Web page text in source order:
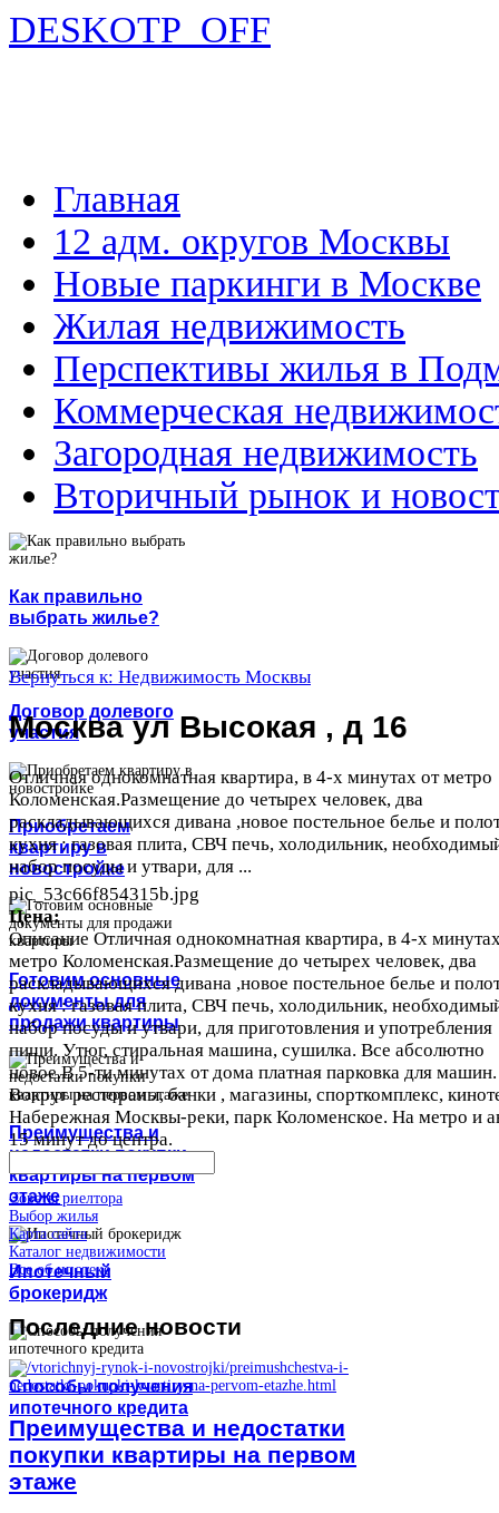
DESKOTP_OFF
Главная
12 адм. округов Москвы
Новые паркинги в Москве
Жилая недвижимость
Перспективы жилья в
Коммерческая
Загородная недвижимость
Вторичный рынок и
Как правильно
выбрать жилье?
Договор долевого
участия
Приобретаем
квартиру в
новостройке
Готовим основные
документы для
продажи квартиры
Преимущества и
недостатки покупки
квартиры на первом
этаже
Ипотечный
брокеридж
Способы получения
ипотечного кредита
Вернуться к: Недвижимость Москвы
Москва ул Высокая , д 16
Отличная однокомнатная квартира, в 4-х минутах от метро
Коломенская.Размещение до четырех человек, два
раскладывающихся дивана ,новое постельное белье и
кухня : газовая плита, СВЧ печь, холодильник,
набор посуды и утвари, для ...
pic_53c66f854315b.jpg
Цена:
Описание Отличная однокомнатная квартира, в 4-х
метро Коломенская.Размещение до четырех человек, два
раскладывающихся дивана ,новое постельное белье и
кухня : газовая плита, СВЧ печь, холодильник,
набор посуды и утвари, для приготовления и употребления
пищи. Утюг, стиральная машина, сушилка. Все абсолютно
новое.В 5-ти минутах от дома платная парковка для машин.
Вокруг рестораны, банки , магазины, спорткомплекс,
Набережная Москвы-реки, парк Коломенское. На метро и
15 минут до центра.
Советы риелтора
Выбор жилья
Карта сайта
Каталог недвижимости
Все об ипотеке
Последниеновости
Преимущества и недостатки
покупки квартиры на первом
этаже